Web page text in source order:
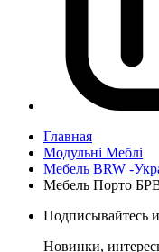
Главная
Модульні Меблі
Мебель BRW -
Мебель Порто
Подписывайтесь
Новинки,